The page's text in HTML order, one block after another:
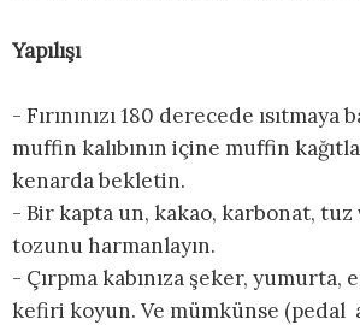
Yapılışı
- Fırınınızı 180 derecede ısıtmaya
muffin kalıbının içine muffin
kenarda bekletin.
- Bir kapta un, kakao, karbonat, tuz
tozunu harmanlayın.
- Çırpma kabınıza şeker, yumurta,
kefiri koyun. Ve mümkünse (pedal